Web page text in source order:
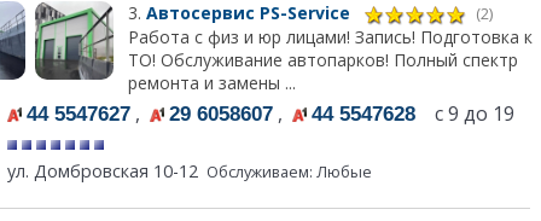
3. Автосервис PS-Service (2)
Работа с физ и юр лицами! Запись! Подготовка к
ТО! Обслуживание автопарков! Полный спектр
ремонта и замены ...
44 5547627 , 29 6058607 , 44 5547628 с 9 до 19
ул. Домбровская 10-12 Обслуживаем: Любые